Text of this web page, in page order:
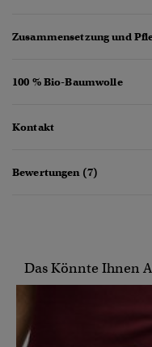
Zusammensetzung und
100 % Bio-Baumwolle
Kontakt
Bewertungen (7)
Das Könnte Ihnen